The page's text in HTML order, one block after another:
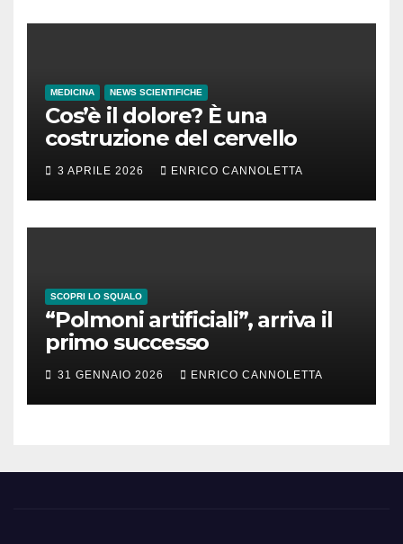
MEDICINA NEWS SCIENTIFICHE
Cos’è il dolore? È una
costruzione del cervello
3 APRILE 2026 ENRICO CANNOLETTA
SCOPRI LO SQUALO
“Polmoni artificiali”, arriva il
primo successo
31 GENNAIO 2026 ENRICO CANNOLETTA